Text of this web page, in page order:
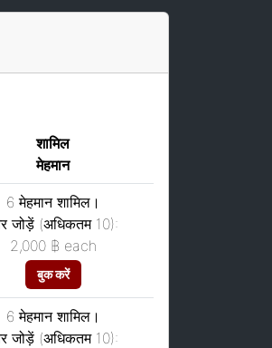
शामिल
मेहमान
6 मेहमान शामिल।
जोड़ें (अधिकतम 10):
2,000 ฿ each
बुक करें
6 मेहमान शामिल।
जोड़ें (अधिकतम 10):